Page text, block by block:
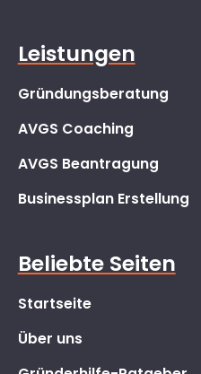
Leistungen
Gründungsberatung
AVGS Coaching
AVGS Beantragung
Businessplan Erstellung
Beliebte Seiten
Startseite
Über uns